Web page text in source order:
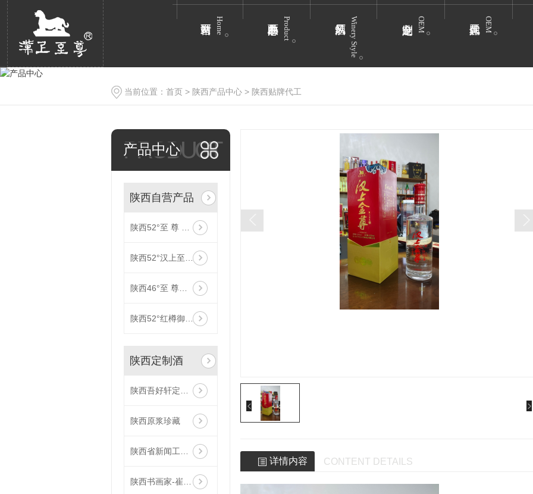
Home Product Winery Style OEM OEM
当前位置： 首页 > 陕西产品中心 > 陕西贴牌代工
PRODUCT
产品中心
陕西自营产品
陕西52°至 尊 原 浆
陕西52°汉上至 尊（皮盒）
陕西46°至 尊原浆（帝王皇）
陕西52°红樽御品（礼盒）
陕西定制酒
陕西吾好轩定制酒
陕西原浆珍藏
陕西省新闻工作者协会企业报分会定制酒
陕西书画家-崔宝堂定制酒-52°太谷酒
详情内容 CONTENT DETAILS